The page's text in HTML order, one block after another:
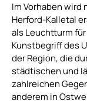
Im Vorhaben wird
Herford-Kalletal
als Leuchtturm für
Kunstbegriff des
der Region, die
städtischen und
zahlreichen
anderem in